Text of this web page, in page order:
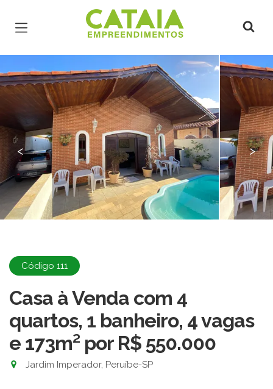
Página inicial
< >
Código 111
Casa à Venda com 4
quartos, 1 banheiro, 4 vagas
e 173m² por R$ 550.000
Jardim Imperador, Peruíbe-SP